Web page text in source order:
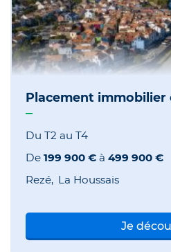
Placement immobilier
Du T2 au T4
De 199 900 € à 499 900 €
Rezé La Houssais
Je